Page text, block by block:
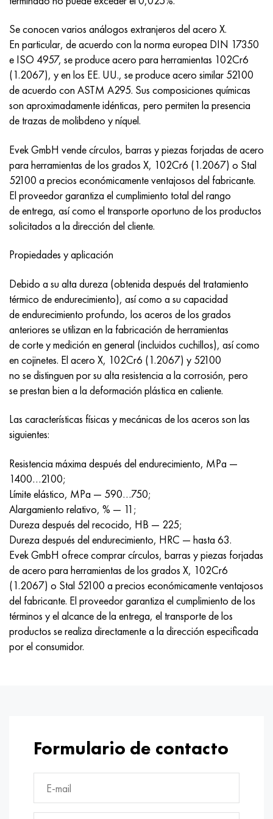
Se conocen varios análogos extranjeros del acero X.
En particular, de acuerdo con la norma europea DIN 17350
e ISO 4957, se produce acero para herramientas 102Cr6
(1.2067), y en los EE. UU., se produce acero similar 52100
de acuerdo con ASTM A295. Sus composiciones químicas
son aproximadamente idénticas, pero permiten la presencia
de trazas de molibdeno y níquel.
Evek GmbH vende círculos, barras y piezas forjadas de acero
para herramientas de los grados X, 102Cr6 (1.2067) o Stal
52100 a precios económicamente ventajosos del fabricante.
El proveedor garantiza el cumplimiento total del rango
de entrega, así como el transporte oportuno de los productos
solicitados a la dirección del cliente.
Propiedades y aplicación
Debido a su alta dureza (obtenida después del tratamiento
térmico de endurecimiento), así como a su capacidad
de endurecimiento profundo, los aceros de los grados
anteriores se utilizan en la fabricación de herramientas
de corte y medición en general (incluidos cuchillos), así como
en cojinetes. El acero X, 102Cr6 (1.2067) y 52100
no se distinguen por su alta resistencia a la corrosión, pero
se prestan bien a la deformación plástica en caliente.
Las características físicas y mecánicas de los aceros son las
siguientes:
Resistencia máxima después del endurecimiento, MPa —
1400…2100;
Límite elástico, MPa — 590…750;
Alargamiento relativo, % — 11;
Dureza después del recocido, HB — 225;
Dureza después del endurecimiento, HRC — hasta 63.
Evek GmbH ofrece comprar círculos, barras y piezas forjadas
de acero para herramientas de los grados X, 102Cr6
(1.2067) o Stal 52100 a precios económicamente ventajosos
del fabricante. El proveedor garantiza el cumplimiento de los
términos y el alcance de la entrega, el transporte de los
productos se realiza directamente a la dirección especificada
por el consumidor.
Formulario de contacto
Incotherm
incotest
Jette M152
Cobalto 6B
maraging 250
René 41
Maraging 300
Maraging 350
MP35N
MP159
multimetro n155
Nicrofer 5923 hMo
Nicrofer 6030
Nitronik 40
Nitronik 50
Nitrónico 60
Nitronik 75
Nimonic 80a
Nimónico 90
Nimónico 263
Haynes 25
Haynes 188
hastelloy c22
47ND
47НХР
49KF
49K2F, 49K2FA-VI
Aleación 50N
Aleación 50NP
50NHS
Aleación 52N
52K12F
56DGNH
68NKhVKTYu
79NM, Lupa 7904
80NM
80NMV-VI
80NHS
81HMA
Tipos de aleaciones de precisión
termobimetales
tubo de precisión
HN62VMYUT
HN62MVKYU
HN63MB
XN65VM
KhN65VMTYu
KhN67MVTYu
KhN68VKTYU
KhN68VMTYUK-vd
KhN70VMTYu
HN73MBTYu
XN70YU
HN75MBTYu
XN75TBYu
XN77TYu
XN77TYUR
ХН78Т
HN80TBY
N65M, EP982
H70MFV
VT-35
PT-1M
PT-3V
PT-7M
2B
SPT-2 sv
A LAS 3
3M
TL3
5B
TL5
A LAS 6
14 titanio
SP-17
40 titanio
1.4466 - AISI 310MoLn
Aleación Al6xn
15-7Ph® - 1.4532
PH 13-8 meses - 1.4534
1.4542 - 17-4Ph®
Custom 455® - 1.4543 - uns s45500
1.4545 - 15-5Ph®
1.4548 - 17-4Ph®
1.4550 - AISI 347
1.4567 - AISI 304Cu
1.4570-aisi303Cu
1.4574 - Aleación PH 15-7 Mo®
1.4580 - AISI 316Cb
1.4597 - AISI 204Cu
Aleación 28 - 1.4563
Aleación 31 - 1.4562
Aleación 254smo® - 1.4547
Aleación 926 - 1.4529
AM-350 - ams 5548
AM-355 - ams 5547
Custom 450® - uns S45000
Ascoloy griego 418
10X17H13M3T
10X18N18Yu4D
11X11N2V2MF
12Х18Н9Т
13X11N2V2MF
15x11mf
15х12vnmf
15Х12Н2MVFAB
15X16K5N2MVFAB
15X16H2AM
18X11MNFB
18X12VMBFR
20X12VNMF
20Х3FMI
21NKMT
37X12N8G8MFB
40X10X2M
40Х9С2
45Х14Н14В2М
50X14MF
65X13
90X18MF
2,0872, CuNi10Fe1Mn, Cw352h
Bronce aluminio silicio
CW301G, C64200
bronce de silicio
C65500, CuAl11Fe3
C65620, CuSi3Fe2Zn3
C65100, CuSi1.5
Bronce estaño-plomo
c92200, CuSn6Zn4Pb2
latón rojo
C84400, CuSn2ZnPb
C83600, CuSn5ZnPb
45G2, 45g2, AISI 1144
Aleación de acero estructural
10g2, 10g2, AISI 1513
12X2H4A, 15NiCr13, 1.5752
AC14, 11SMnPb30
20G, 20mn5
20XH3A, AISI 4320, 20hn3a
20HM, 24CrMo5, 20hm
25KhGM, 20CrMo5, 1.7264
30X, AISI 5130, 30h
30hgs, 30hgs
30hgsa, 30hgsa
30hgsn2a, 30hgsna
30xn2ma, 30CrNiMo8
30хн3а, 31nicr14
34khn3ma, 36NiCrMo16, 35NiCrMo16
35hgs, 35hgs
35hgsa, 35hgsa
ac35g2, 36smnpb14, 1.0765
38x2n2ma, 34CrNiMo6, 40NiCrMo7
40hn2ma, 34CrNiMo4, 36hnm
38hs, 37hs
40ХН, 36NiCr6, AISI 3135
Р6М5, 1.3343, hs6-5-2, sw7m
Р6М5К5, 1.3243, hs6-5-2-5
R6M5F3, 1.3344, hs6-5-3
9М4К8,1.3207
R12F3, 1.3318, sw12
P18, 1,3355, hs18-0-1, sw18
Acero carbono
10,1.1645, C105W1
11G12, 110G13L, X120Mn12